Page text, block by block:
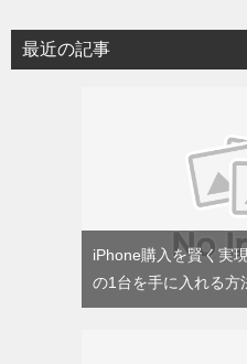
リ
ー
最近の記事
iPhone購入を賢く実
の1台を手に入れる方